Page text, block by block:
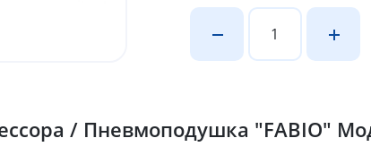
/ Пневмоподушка "FABIO"